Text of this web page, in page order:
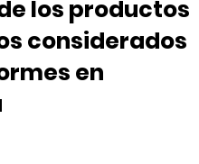
los productos
considerados
en